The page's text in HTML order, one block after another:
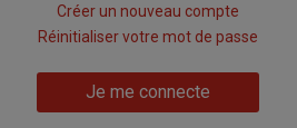
compte"
Créer un nouveau compte
Réinitialiser votre mot de passe
Je me connecte